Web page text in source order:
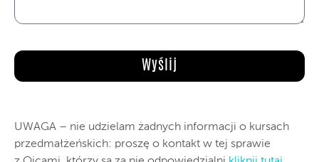
UWAGA – nie udzielam żadnych informacji o kursach
przedmałżeńskich: proszę o kontakt w tej sprawie